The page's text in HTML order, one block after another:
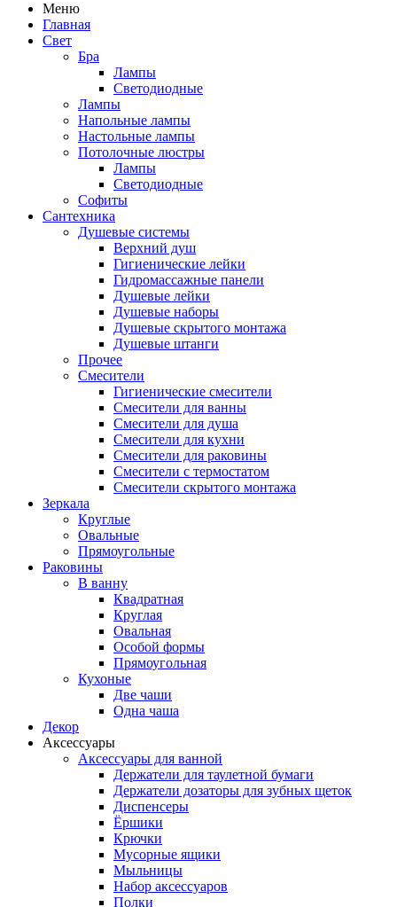
Меню
Главная
Свет
Бра
Лампы
Светодиодные
Лампы
Напольные лампы
Настольные лампы
Потолочные люстры
Лампы
Светодиодные
Софиты
Сантехника
Душевые системы
Верхний душ
Гигиенические лейки
Гидромассажные панели
Душевые лейки
Душевые наборы
Душевые скрытого монтажа
Душевые штанги
Прочее
Смесители
Гигиенические смесители
Смесители для ванны
Смесители для душа
Смесители для кухни
Смесители для раковины
Смесители с термостатом
Смесители скрытого монтажа
Зеркала
Круглые
Овальные
Прямоугольные
Раковины
В ванну
Квадратная
Круглая
Овальная
Особой формы
Прямоугольная
Кухоные
Две чаши
Одна чаша
Декор
Аксессуары
Аксессуары для ванной
Держатели для таулетной бумаги
Держатели дозаторы для зубных щеток
Диспенсеры
Ёршики
Крючки
Мусорные ящики
Мыльницы
Набор аксессуаров
Полки